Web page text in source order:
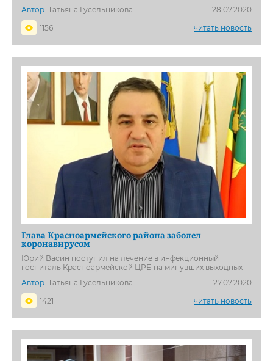
Автор: Татьяна Гусельникова
28.07.2020
1156
читать новость
Глава Красноармейского района заболел
коронавирусом
Юрий Васин поступил на лечение в инфекционный
госпиталь Красноармейской ЦРБ на минувших выходных
Автор: Татьяна Гусельникова
27.07.2020
1421
читать новость